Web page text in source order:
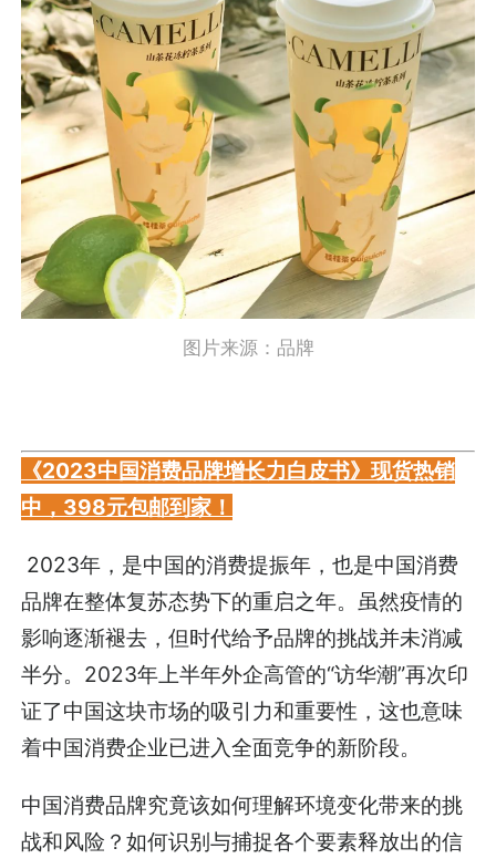
图片来源：品牌
《2023中国消费品牌增长力白皮书》现货热销
中，398元包邮到家！
2023年，是中国的消费提振年，也是中国消费
品牌在整体复苏态势下的重启之年。虽然疫情的
影响逐渐褪去，但时代给予品牌的挑战并未消减
半分。2023年上半年外企高管的“访华潮”再次印
证了中国这块市场的吸引力和重要性，这也意味
着中国消费企业已进入全面竞争的新阶段。
中国消费品牌究竟该如何理解环境变化带来的挑
战和风险？如何识别与捕捉各个要素释放出的信